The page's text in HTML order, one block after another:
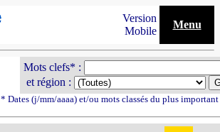
Version
Mobile
Menu
Mots clefs* :
et région :
* Dates (j/mm/aaaa) et/ou mots classés du plus